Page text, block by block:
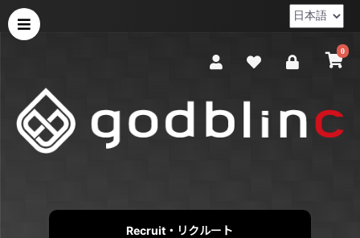
0
Recruit・リクルート